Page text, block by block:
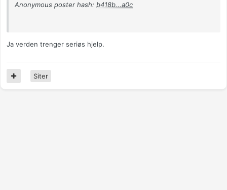
Anonymous poster hash: b418b...a0c
Ja verden trenger seriøs hjelp.
Siter